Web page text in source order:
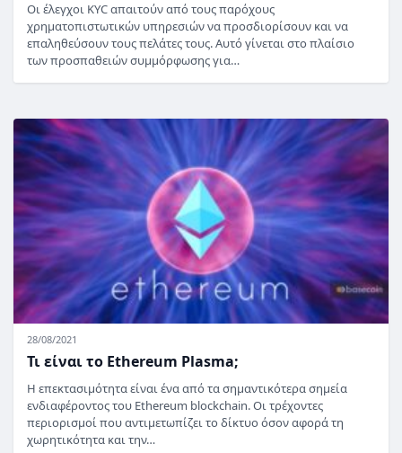
Οι έλεγχοι KYC απαιτούν από τους παρόχους
χρηματοπιστωτικών υπηρεσιών να προσδιορίσουν και να
επαληθεύσουν τους πελάτες τους. Αυτό γίνεται στο πλαίσιο
των προσπαθειών συμμόρφωσης για…
28/08/2021
Τι είναι το Ethereum Plasma;
Η επεκτασιμότητα είναι ένα από τα σημαντικότερα σημεία
ενδιαφέροντος του Ethereum blockchain. Οι τρέχοντες
περιορισμοί που αντιμετωπίζει το δίκτυο όσον αφορά τη
χωρητικότητα και την…